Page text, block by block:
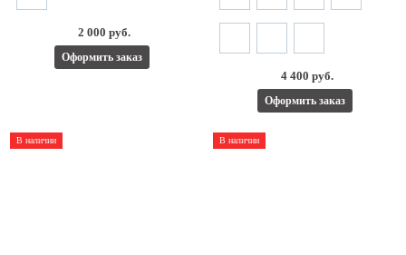
2 000 руб.
Оформить заказ
4 400 руб.
Оформить заказ
В наличии В наличии